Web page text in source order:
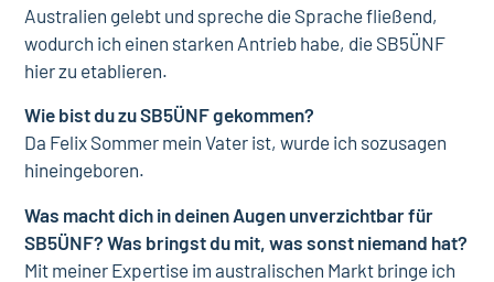
Australien gelebt und spreche die Sprache fließend,
wodurch ich einen starken Antrieb habe, die SB5ÜNF
hier zu etablieren.
Wie bist du zu SB5ÜNF gekommen?
Da Felix Sommer mein Vater ist, wurde ich sozusagen
hineingeboren.
Was macht dich in deinen Augen unverzichtbar für
SB5ÜNF? Was bringst du mit, was sonst niemand hat?
Mit meiner Expertise im australischen Markt bringe ich